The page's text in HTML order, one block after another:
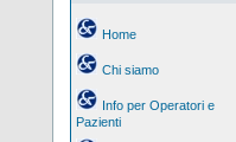
Home
Chi siamo
Info per Operatori e
Pazienti